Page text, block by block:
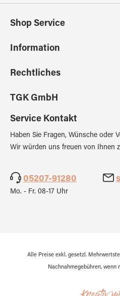
Shop Service
Information
Rechtliches
TGK GmbH
Service Kontakt
Haben Sie Fragen, Wünsche oder
Wir würden uns freuen von Ihnen
05207-91280
Mo. - Fr. 08-17 Uhr
Alle Preise exkl. gesetzl.
Nachnahmegebühren, wenn